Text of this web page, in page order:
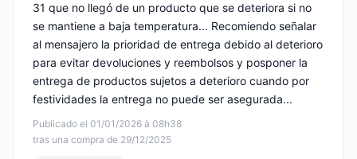
Publicado el 01/01/2026 à 08h38
tras una compra de 29/12/2025
31 que no llegó de un producto que se deteriora si no
se mantiene a baja temperatura... Recomiendo señalar
al mensajero la prioridad de entrega debido al deterioro
para evitar devoluciones y reembolsos y posponer la
entrega de productos sujetos a deterioro cuando por
festividades la entrega no puede ser asegurada...